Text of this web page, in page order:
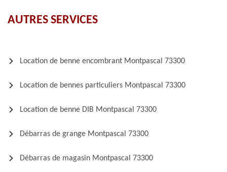
AUTRES SERVICES
Location de benne encombrant Montpascal 73300
Location de bennes particuliers Montpascal 73300
Location de benne DIB Montpascal 73300
Débarras de grange Montpascal 73300
Débarras de magasin Montpascal 73300